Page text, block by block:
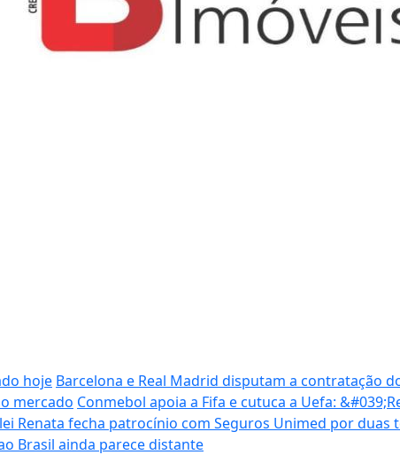
hoje Barcelona e Real Madrid disputam a contratação
mercado Conmebol apoia a Fifa e cutuca a Uefa:
Renata fecha patrocínio com Seguros Unimed por duas
Brasil ainda parece distante